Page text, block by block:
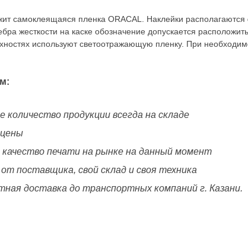
самоклеящаяся пленка ORACAL. Наклейки
жесткости на каске обозначение допускается
используют светоотражающую пленку. При
количество продукции всегда на складе
печати на рынке на данный момент
поставщика, свой склад и своя техника
доставка до транспортных компаний г. Казани.